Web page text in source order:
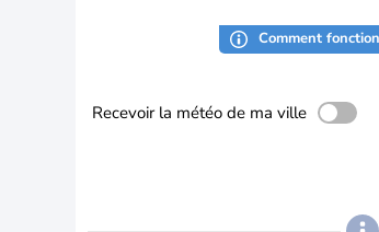
Comment
Recevoir la météo de ma ville